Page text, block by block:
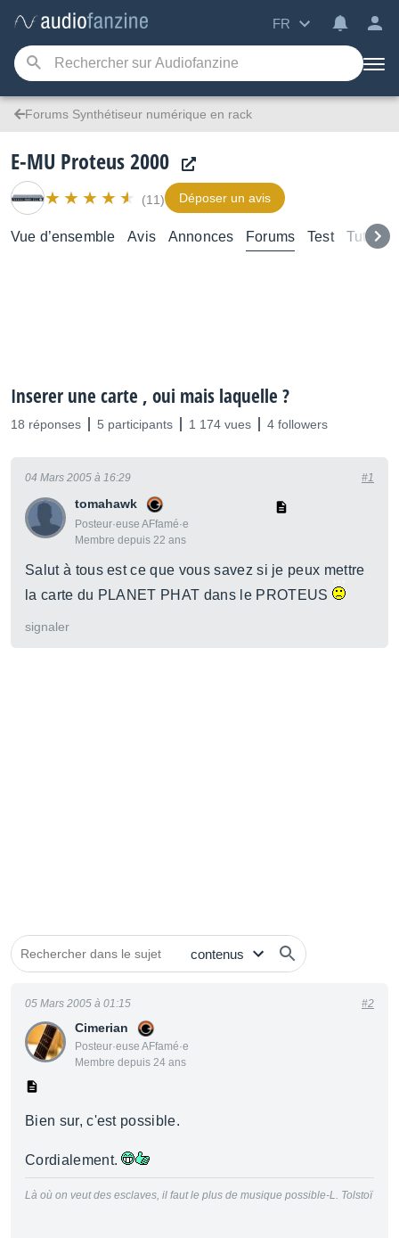
FR
Forums Synthétiseur numérique en rack
E-MU Proteus 2000
(11) Déposer un avis
Vue d’ensemble Avis Annonces Forums Test
Inserer une carte , oui mais laquelle ?
18 réponses 5 participants 1 174 vues 4 followers
tomahawk
Posteur·euse AFfamé·e
Membre depuis 22 ans
04 Mars 2005 à 16:29 #1
Salut à tous est ce que vous savez si je peux mettre
la carte du PLANET PHAT dans le PROTEUS
signaler
Cimerian
Posteur·euse AFfamé·e
Membre depuis 24 ans
05 Mars 2005 à 01:15 #2
Bien sur, c'est possible.
Cordialement.
Là où on veut des esclaves, il faut le plus de musique possible-L. Tolstoï